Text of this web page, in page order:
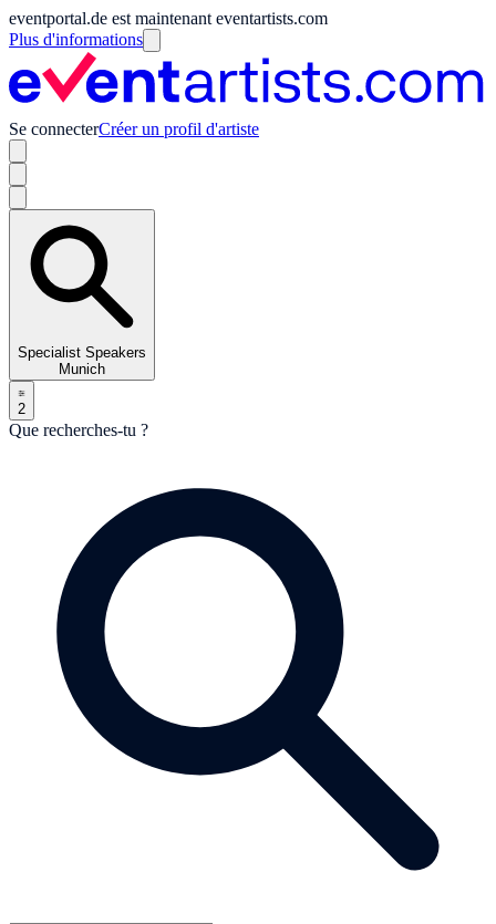
eventportal.de est maintenant eventartists.com
Plus d'informations
Se connecterCréer un profil d'artiste
Specialist Speakers
Munich
2
Que recherches-tu ?